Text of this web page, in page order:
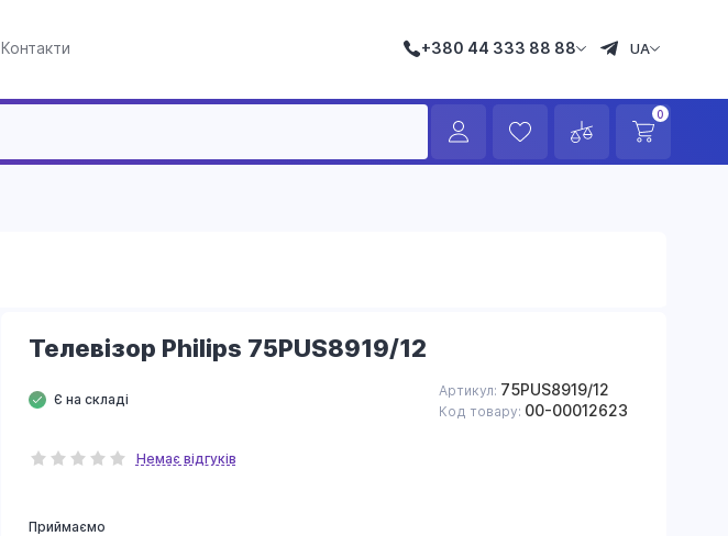
Контакти +380 44 333 88 88 UA
0
Телевізор Philips 75PUS8919/12
Є на складі
Артикул: 75PUS8919/12
Код товару: 00-00012623
Немає відгуків
Приймаємо